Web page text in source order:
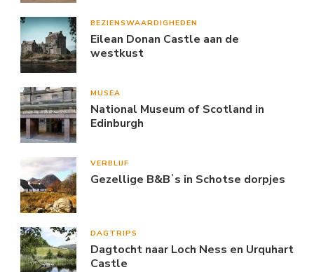
BEZIENSWAARDIGHEDEN
Eilean Donan Castle aan de
westkust
MUSEA
National Museum of Scotland in
Edinburgh
VERBLIJF
Gezellige B&Bʼs in Schotse dorpjes
DAGTRIPS
Dagtocht naar Loch Ness en Urquhart
Castle